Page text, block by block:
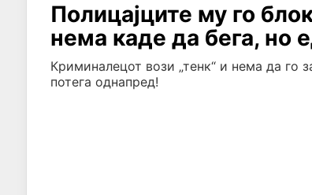
Полицајците му го
нема каде да бега, но
Криминалецот вози „тенк“ и нема да го
потега однапред!